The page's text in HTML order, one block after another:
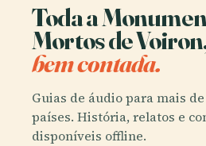
Toda a
Mortos de
bem contada.
Guias de áudio para mais de
países. História, relatos e
disponíveis offline.